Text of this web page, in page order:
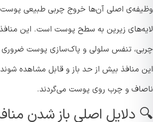
اصلی آن‌ها خروج چربی طبیعی پوست
زیرین به سطح پوست است. این منافذ
تنفس سلولی و پاک‌سازی پوست ضروری
منافذ بیش از حد باز و قابل مشاهده شوند،
و چرب روی پوست می‌گردند.
دلایل اصلی باز شدن